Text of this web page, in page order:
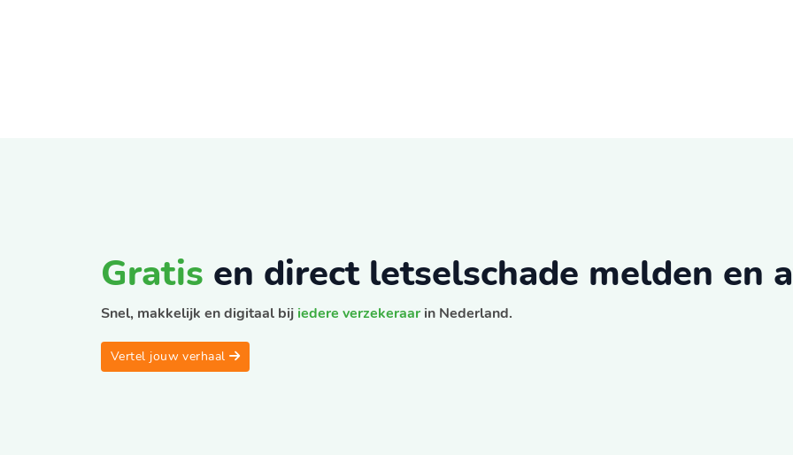
Gratis en direct letselschade melden en
Snel, makkelijk en digitaal bij iedere verzekeraar in Nederland.
Vertel jouw verhaal